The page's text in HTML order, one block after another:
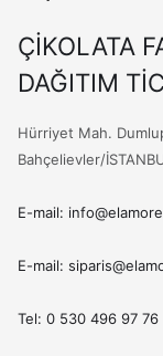
ÇİKOLATA
DAĞITIM
Hürriyet Mah.
Bahçelievler/
E-mail:
E-mail:
Tel: 0 530 496 97 76